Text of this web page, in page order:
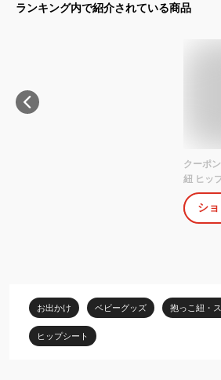
ランキング内で紹介されている商品
クーポ
紐 ヒッ
ショル
ーでポ
GET
量 ディ
抱っこ
シ
お出かけ ベビーグッズ 抱っこ紐・
ヒップシート